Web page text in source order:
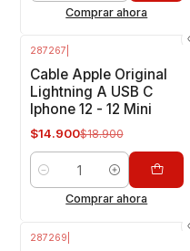
Comprar ahora
287267
Cable Apple Original
Lightning A USB C
Iphone 12 - 12 Mini
$14.900$18.900
Cantidad
Comprar ahora
287269